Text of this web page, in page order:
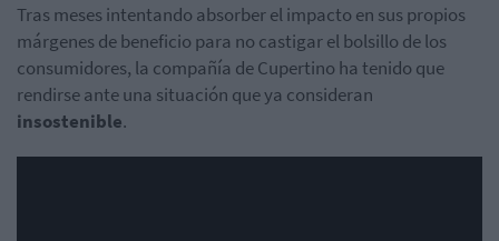
Tras meses intentando absorber el impacto en sus propios
márgenes de beneficio para no castigar el bolsillo de los
consumidores, la compañía deCupertino ha tenido que
rendirse ante una situación que ya consideran
insostenible.